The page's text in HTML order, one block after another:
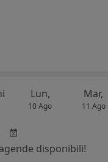
Lun,
10 Ago
Mar,
11 Ago
disponibili!